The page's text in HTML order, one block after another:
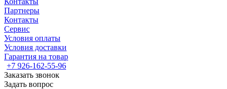
Партнеры
Контакты
Сервис
Условия оплаты
Условия доставки
Гарантия на товар
+7 926-162-55-96
Заказать звонок
Задать вопрос